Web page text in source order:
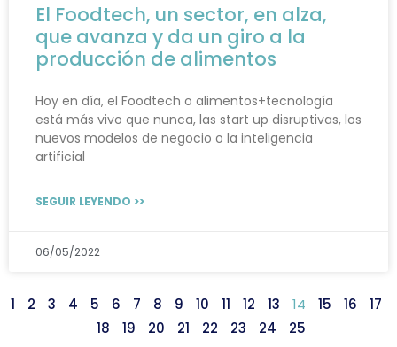
El Foodtech, un sector, en alza,
que avanza y da un giro a la
producción de alimentos
Hoy en día, el Foodtech o alimentos+tecnología
está más vivo que nunca, las start up disruptivas, los
nuevos modelos de negocio o la inteligencia
artificial
SEGUIR LEYENDO >>
06/05/2022
1 2 3 4 5 6 7 8 9 10 11 12 13 14 15 16
17
18
19 20 21 22 23 24 25